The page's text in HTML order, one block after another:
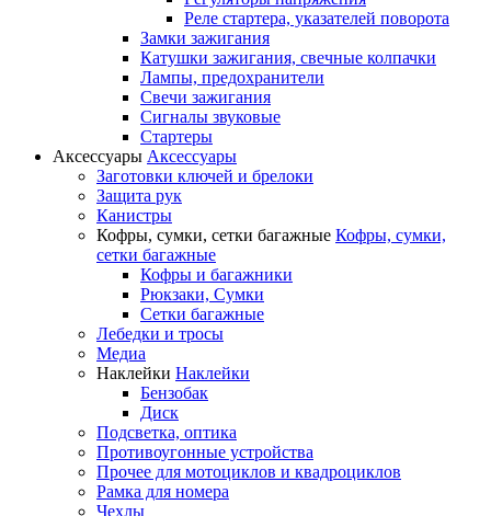
Реле стартера, указателей поворота
Замки зажигания
Катушки зажигания, свечные колпачки
Лампы, предохранители
Свечи зажигания
Сигналы звуковые
Стартеры
Аксессуары Аксессуары
Заготовки ключей и брелоки
Защита рук
Канистры
Кофры, сумки, сетки багажные Кофры, сумки,
сетки багажные
Кофры и багажники
Рюкзаки, Сумки
Сетки багажные
Лебедки и тросы
Медиа
Наклейки Наклейки
Бензобак
Диск
Подсветка, оптика
Противоугонные устройства
Прочее для мотоциклов и квадроциклов
Рамка для номера
Чехлы